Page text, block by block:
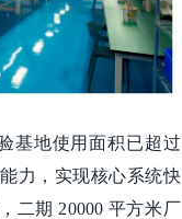
基地使用面积已超过
力，实现核心系统快
二期 20000 平方米厂